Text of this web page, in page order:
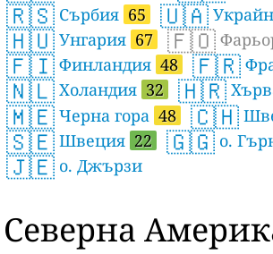
🇷🇸 Сърбия 65 🇺🇦
🇭🇺 Унгария 67 🇫🇴
🇫🇮 Финландия 48 🇫🇷
🇳🇱 Холандия 32 🇭🇷
🇲🇪 Черна гора 48 🇨🇭
🇸🇪 Швеция 22 🇬🇬 о.
🇯🇪 о. Джързи
Северна